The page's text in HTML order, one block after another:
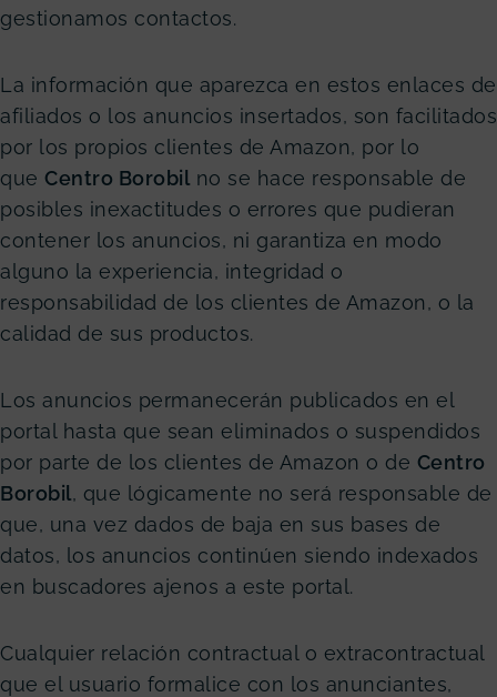
gestionamos contactos.
La información que aparezca en estos enlaces de
afiliados o los anuncios insertados, son facilitados
por los propios clientes de Amazon, por lo
que Centro Borobil no se hace responsable de
posibles inexactitudes o errores que pudieran
contener los anuncios, ni garantiza en modo
alguno la experiencia, integridad o
responsabilidad de los clientes de Amazon, o la
calidad de sus productos.
Los anuncios permanecerán publicados en el
portal hasta que sean eliminados o suspendidos
por parte de los clientes de Amazon o de Centro
Borobil, que lógicamente no será responsable de
que, una vez dados de baja en sus bases de
datos, los anuncios continúen siendo indexados
en buscadores ajenos a este portal.
Cualquier relación contractual o extracontractual
que el usuario formalice con los anunciantes,